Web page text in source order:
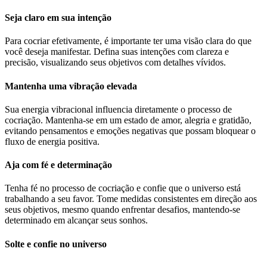
Seja claro em sua intenção
Para cocriar efetivamente, é importante ter uma visão clara do que
você deseja manifestar. Defina suas intenções com clareza e
precisão, visualizando seus objetivos com detalhes vívidos.
Mantenha uma vibração elevada
Sua energia vibracional influencia diretamente o processo de
cocriação. Mantenha-se em um estado de amor, alegria e gratidão,
evitando pensamentos e emoções negativas que possam bloquear o
fluxo de energia positiva.
Aja com fé e determinação
Tenha fé no processo de cocriação e confie que o universo está
trabalhando a seu favor. Tome medidas consistentes em direção aos
seus objetivos, mesmo quando enfrentar desafios, mantendo-se
determinado em alcançar seus sonhos.
Solte e confie no universo